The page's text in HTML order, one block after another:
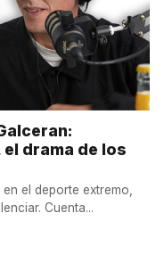
drama de los
el deporte extremo,
Cuenta...